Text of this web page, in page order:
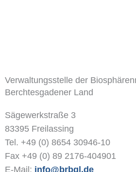
Verwaltungsstelle der
Berchtesgadener Land
Sägewerkstraße 3
83395 Freilassing
Tel. +49 (0) 8654 30946-10
Fax +49 (0) 89 2176-404901
E-Mail: info@brbgl.de